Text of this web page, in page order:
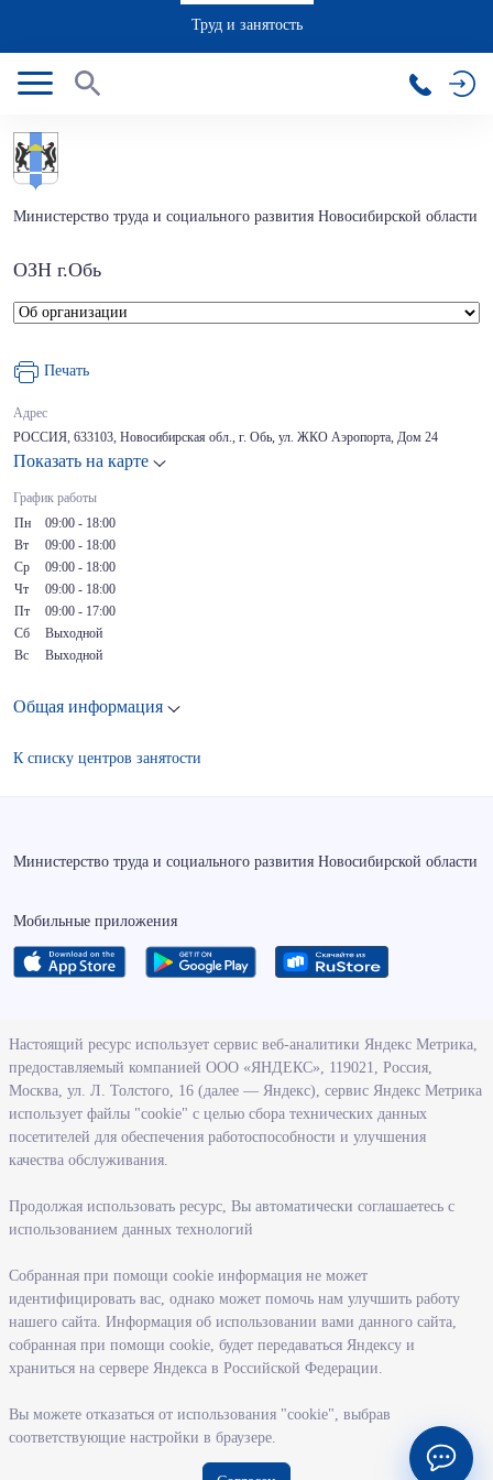
Труд и занятость
Министерство труда и социального развития Новосибирской области
ОЗН г.Обь
Печать
Адрес
РОССИЯ, 633103, Новосибирская обл., г. Обь, ул. ЖКО Аэропорта, Дом 24
Показать на карте
График работы
Пн
09:00 - 18:00
Вт
09:00 - 18:00
Ср
09:00 - 18:00
Чт
09:00 - 18:00
Пт
09:00 - 17:00
Сб
Выходной
Вс
Выходной
Общая информация
К списку центров занятости
Министерство труда и социального развития Новосибирской области
Мобильные приложения
О ведомстве
Деятельность министерства труда и социального развития
Новосибирской области
Контрольно-надзорная деятельность министерства
Государственные программы, реализуемые министерством
Службы и учреждения, подведомственные министерству
Поступление на государственную гражданскую службу
Информация
Регистрация в целях поиска работы
Меры государственной поддержки в сфере занятости населения
Состояние рынка труда
Профессиональная ориентация
Настоящий ресурс использует сервис веб-аналитики Яндекс Метрика,
предоставляемый компанией ООО «ЯНДЕКС», 119021, Россия,
Москва, ул. Л. Толстого, 16 (далее — Яндекс), сервис Яндекс Метрика
использует файлы "cookie" с целью сбора технических данных
посетителей для обеспечения работоспособности и улучшения
качества обслуживания.
Продолжая использовать ресурс, Вы автоматически соглашаетесь с
использованием данных технологий
Собранная при помощи cookie информация не может
идентифицировать вас, однако может помочь нам улучшить работу
нашего сайта. Информация об использовании вами данного сайта,
собранная при помощи cookie, будет передаваться Яндексу и
храниться на сервере Яндекса в Российской Федерации.
Вы можете отказаться от использования "cookie", выбрав
соответствующие настройки в браузере.